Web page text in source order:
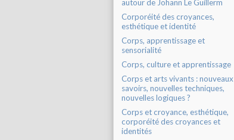
autour de Johann Le Guillerm
Corporéité des croyances,
esthétique et identité
Corps, apprentissage et
sensorialité
Corps, culture et apprentissage
Corps et arts vivants : nouveaux
savoirs, nouvelles techniques,
nouvelles logiques ?
Corps et croyance, esthétique,
corporéité des croyances et
identités